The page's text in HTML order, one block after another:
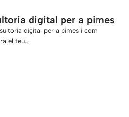
digital per a pimes
digital per a pimes i com
el teu…